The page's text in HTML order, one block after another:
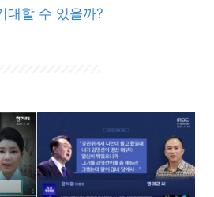
대할 수 있을까?